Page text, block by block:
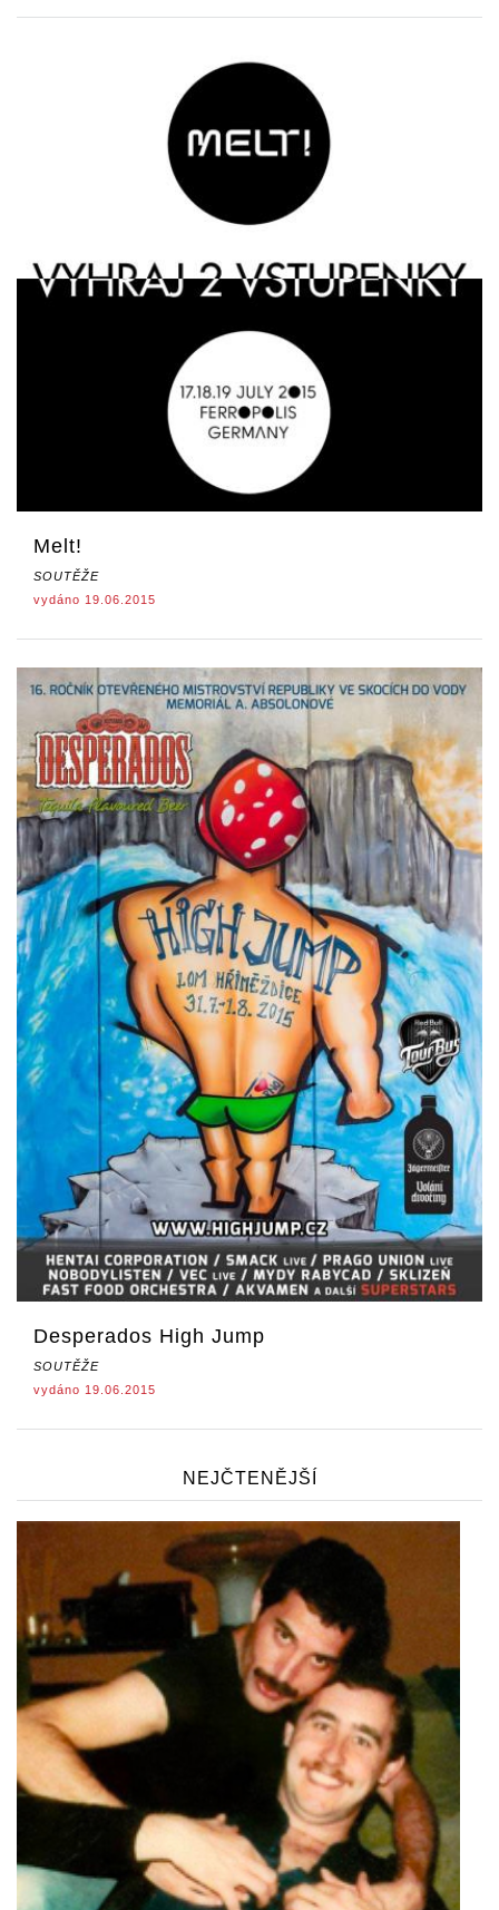
Melt!
SOUTĚŽE
vydáno 19.06.2015
Desperados High Jump
SOUTĚŽE
vydáno 19.06.2015
NEJČTENĚJŠÍ